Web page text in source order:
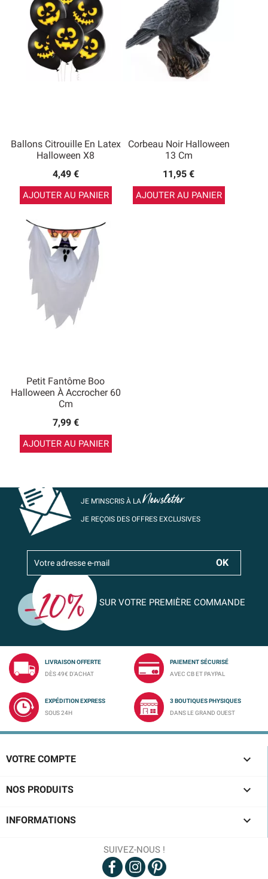
Ballons Citrouille En Latex
Halloween X8
4,49 €
AJOUTER AU PANIER
Corbeau Noir Halloween
13 Cm
11,95 €
AJOUTER AU PANIER
Petit Fantôme Boo
Halloween À Accrocher 60
Cm
7,99 €
AJOUTER AU PANIER
JE M’INSCRIS À LANewsletter
JE REÇOIS DES OFFRES EXCLUSIVES
SUR VOTRE PREMIÈRE COMMANDE
LIVRAISON OFFERTE
DÈS 49€ D'ACHAT
PAIEMENT SÉCURISÉ
AVEC CB ET PAYPAL
EXPÉDITION EXPRESS
SOUS 24H
3 BOUTIQUES PHYSIQUES
DANS LE GRAND OUEST
VOTRE COMPTE 
NOS PRODUITS 
INFORMATIONS 
SUIVEZ-NOUS !